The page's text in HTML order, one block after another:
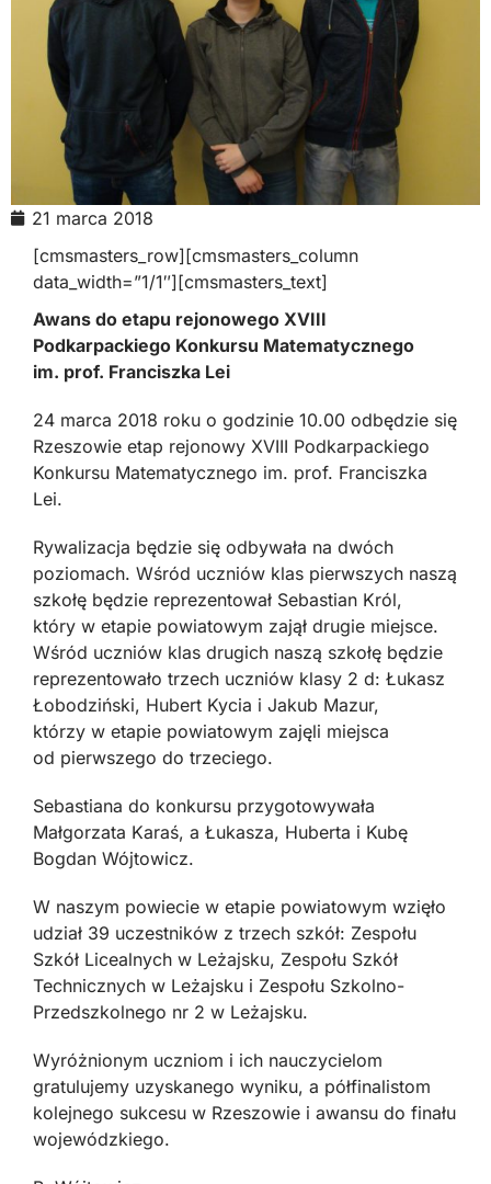
21 marca 2018
[cmsmasters_row][cmsmasters_column
data_width=”1/1″][cmsmasters_text]
Awans do etapu rejonowego XVIII
Podkarpackiego Konkursu Matematycznego
im. prof. Franciszka Lei
24 marca 2018 roku o godzinie 10.00 odbędzie się
Rzeszowie etap rejonowy XVIII Podkarpackiego
Konkursu Matematycznego im. prof. Franciszka
Lei.
Rywalizacja będzie się odbywała na dwóch
poziomach. Wśród uczniów klas pierwszych naszą
szkołę będzie reprezentował Sebastian Król,
który w etapie powiatowym zajął drugie miejsce.
Wśród uczniów klas drugich naszą szkołę będzie
reprezentowało trzech uczniów klasy 2 d: Łukasz
Łobodziński, Hubert Kycia i Jakub Mazur,
którzy w etapie powiatowym zajęli miejsca
od pierwszego do trzeciego.
Sebastiana do konkursu przygotowywała
Małgorzata Karaś, a Łukasza, Huberta i Kubę
Bogdan Wójtowicz.
W naszym powiecie w etapie powiatowym wzięło
udział 39 uczestników z trzech szkół: Zespołu
Szkół Licealnych w Leżajsku, Zespołu Szkół
Technicznych w Leżajsku i Zespołu Szkolno-
Przedszkolnego nr 2 w Leżajsku.
Wyróżnionym uczniom i ich nauczycielom
gratulujemy uzyskanego wyniku, a półfinalistom
kolejnego sukcesu w Rzeszowie i awansu do finału
wojewódzkiego.